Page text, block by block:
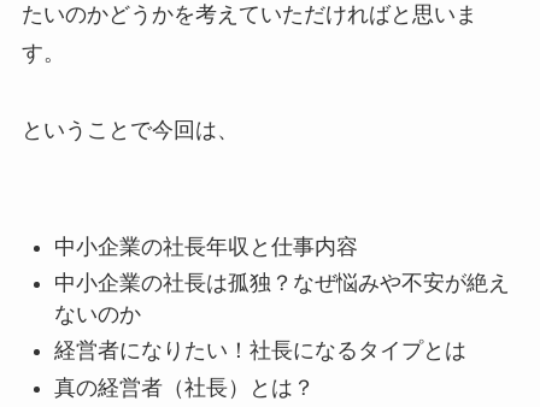
たいのかどうかを考えていただければと思いま
す。
ということで今回は、
中小企業の社長年収と仕事内容
中小企業の社長は孤独？なぜ悩みや不安が絶え
ないのか
経営者になりたい！社長になるタイプとは
真の経営者（社長）とは？